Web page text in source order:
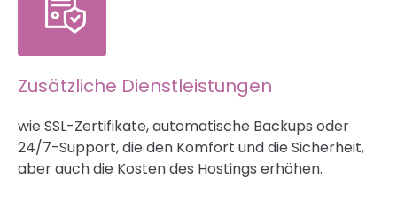
Zusätzliche Dienstleistungen
wie SSL-Zertifikate, automatische Backups oder
24/7-Support, die den Komfort und die Sicherheit,
aber auch die Kosten des Hostings erhöhen.